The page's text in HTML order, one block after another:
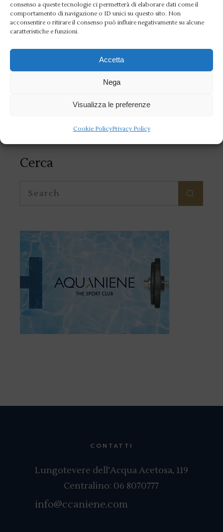
consenso a queste tecnologie ci permetterà di elaborare dati come il
comportamento di navigazione o ID unici su questo sito. Non
acconsentire o ritirare il consenso può influire negativamente su alcune
caratteristiche e funzioni.
Accetta
Nega
Visualizza le preferenze
Cookie PolicyPrivacy Policy
Cerca
for:
CONTATTI
Lungotevere dell’Acqua Acetosa, 119
Centralino: 06 8070777
info@ccaniene.com